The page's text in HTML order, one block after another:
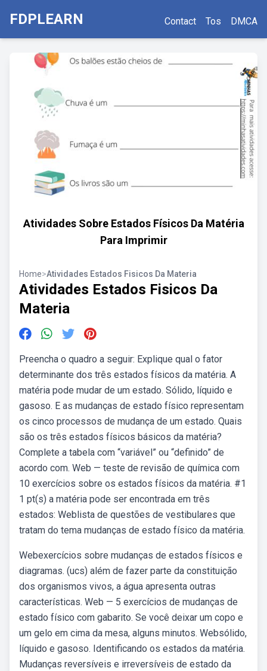
FDPLEARN Contact Tos DMCA
Atividades Sobre Estados Físicos Da Matéria
Para Imprimir
Home>Atividades Estados Fisicos Da Materia
Atividades Estados Fisicos Da
Materia
Preencha o quadro a seguir: Explique qual o fator
determinante dos três estados físicos da matéria. A
matéria pode mudar de um estado. Sólido, líquido e
gasoso. E as mudanças de estado físico representam
os cinco processos de mudança de um estado. Quais
são os três estados físicos básicos da matéria?
Complete a tabela com “variável” ou “definido” de
acordo com. Web — teste de revisão de química com
10 exercícios sobre os estados físicos da matéria. #1
1 pt(s) a matéria pode ser encontrada em três
estados: Weblista de questões de vestibulares que
tratam do tema mudanças de estado físico da matéria.
Webexercícios sobre mudanças de estados físicos e
diagramas. (ucs) além de fazer parte da constituição
dos organismos vivos, a água apresenta outras
características. Web — 5 exercícios de mudanças de
estado físico com gabarito. Se você deixar um copo e
um gelo em cima da mesa, alguns minutos. Websólido,
líquido e gasoso. Identificando os estados da matéria.
Mudanças reversíveis e irreversíveis de estado da